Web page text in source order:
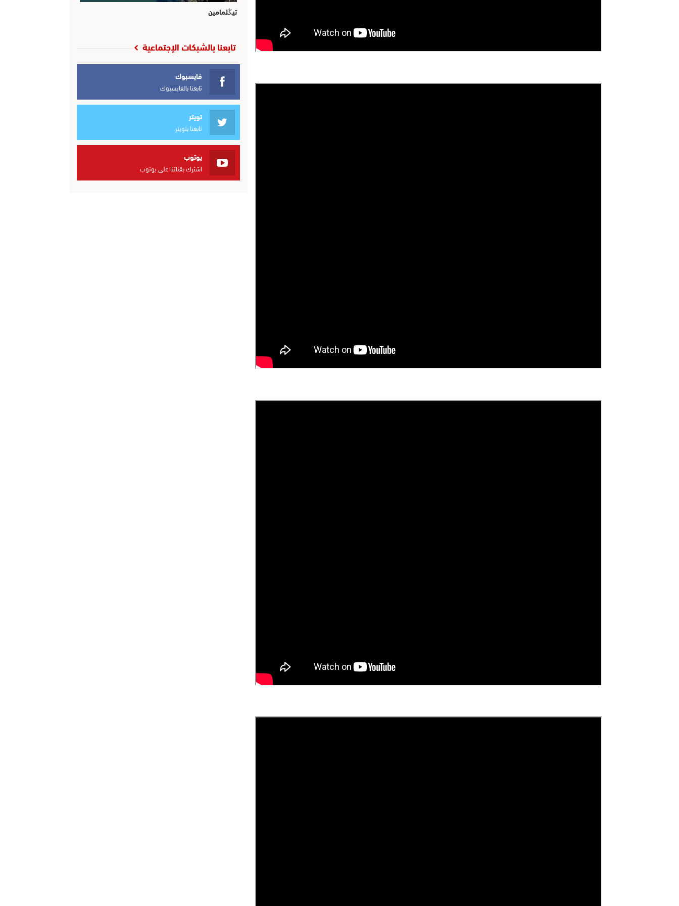
تيڭلمامين
تابعنا بالشبكات الإجتماعية
فايسبوك
تابعنا بالفايسبوك
تويتر
تابعنا بتويتر
يوتوب
اشترك بقناتنا على يوتوب